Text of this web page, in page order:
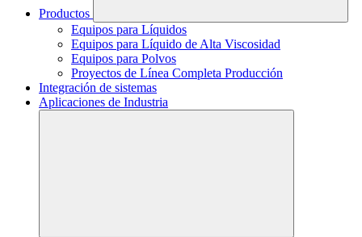
Productos
Equipos para Líquidos
Equipos para Líquido de Alta Viscosidad
Equipos para Polvos
Proyectos de Línea Completa Producción
Integración de sistemas
Aplicaciones de Industria